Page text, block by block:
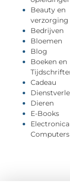
Beauty en
verzorging
Bedrijven
Bloemen
Blog
Boeken en
Cadeau
Dieren
E-Books
Computers